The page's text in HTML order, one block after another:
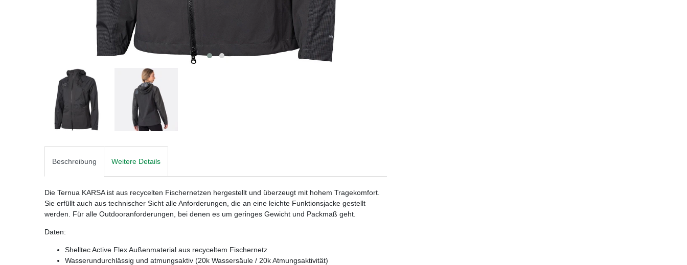
Beschreibung Weitere Details
Die Ternua KARSA ist aus recycelten Fischernetzen hergestellt und überzeugt mit hohem Tragekomfort.
Sie erfüllt auch aus technischer Sicht alle Anforderungen, die an eine leichte Funktionsjacke gestellt
werden. Für alle Outdooranforderungen, bei denen es um geringes Gewicht und Packmaß geht.
Daten:
Shelltec Active Flex Außenmaterial aus recyceltem Fischernetz
Wasserundurchlässig und atmungsaktiv (20k Wassersäule / 20k Atmungsaktivität)